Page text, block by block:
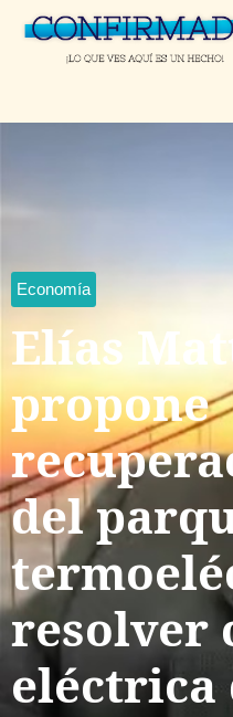
Economía
Elías
propone
del
resolver
eléctrica